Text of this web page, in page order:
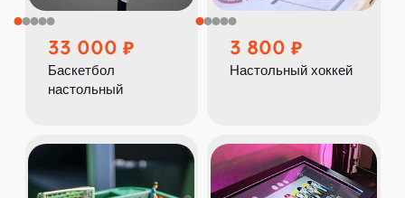
33 000
Баскетбол
настольный
3 800
Настольный хоккей